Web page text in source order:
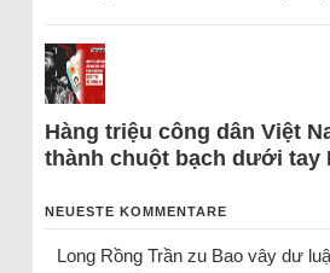
Hàng triệu công dân Việt
thành chuột bạch dưới tay
NEUESTE KOMMENTARE
Long Rồng Trầnzu Bao vây dư